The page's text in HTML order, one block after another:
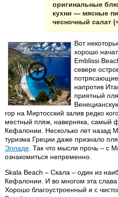
оригинальные
кухни — мясные
чесночный салат
Вот
хорошо
Emblissi
севере
напротив
приятный
гор на Миртосский залив редко
местный пляж, наверняка, самый
Кефалонии. Несколько лет назад
туризма Греции даже признало
Элладе . Так что мысли прочь – с
ознакомиться непременно.
Skala Beach – Скала – один из
Кефалонии. И во многом эта
Хорошо благоустроенный и с